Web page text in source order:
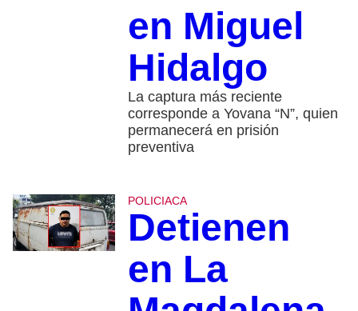
en Miguel
Hidalgo
La captura más reciente
corresponde a Yovana “N”, quien
permanecerá en prisión
preventiva
POLICIACA
Detienen
en La